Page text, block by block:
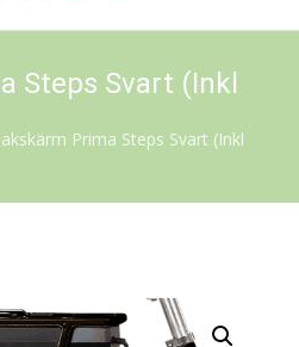
Steps Svart (Inkl
Prima Steps Svart (Inkl